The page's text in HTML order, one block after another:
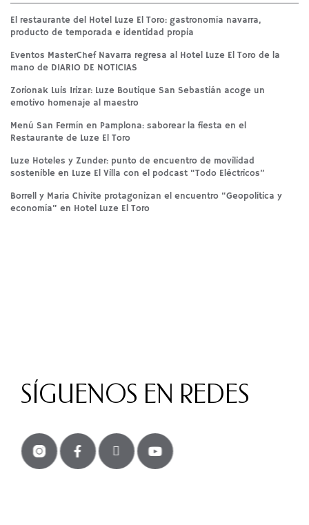
El restaurante del Hotel Luze El Toro: gastronomía navarra,
producto de temporada e identidad propia
Eventos MasterChef Navarra regresa al Hotel Luze El Toro de la
mano de DIARIO DE NOTICIAS
Zorionak Luis Irizar: Luze Boutique San Sebastián acoge un
emotivo homenaje al maestro
Menú San Fermín en Pamplona: saborear la fiesta en el
Restaurante de Luze El Toro
Luze Hoteles y Zunder: punto de encuentro de movilidad
sostenible en Luze El Villa con el podcast “Todo Eléctricos”
Borrell y María Chivite protagonizan el encuentro “Geopolítica y
economía” en Hotel Luze El Toro
SÍGUENOS EN REDES